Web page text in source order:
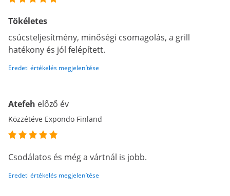
Tökéletes
csúcsteljesítmény, minőségi csomagolás, a grill
hatékony és jól felépített.
Eredeti értékelés megjelenítése
Atefeh előző év
Közzétéve Expondo Finland
Csodálatos és még a vártnál is jobb.
Eredeti értékelés megjelenítése